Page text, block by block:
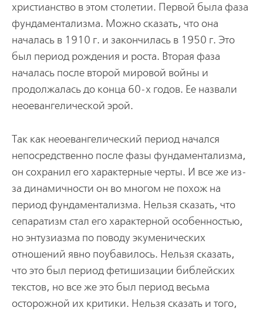
христианство в этом столетии. Первой была фаза
фундаментализма. Можно сказать, что она
началась в 1910 г. и закончилась в 1950 г. Это
был период рождения и роста. Вторая фаза
началась после второй мировой войны и
продолжалась до конца 60-х годов. Ее назвали
неоевангелической эрой.
Так как неоевангелический период начался
непосредственно после фазы фундаментализма,
он сохранил его характерные черты. И все же из-
за динамичности он во многом не похож на
период фундаментализма. Нельзя сказать, что
сепаратизм стал его характерной особенностью,
но энтузиазма по поводу экуменических
отношений явно поубавилось. Нельзя сказать,
что это был период фетишизации библейских
текстов, но все же это был период весьма
осторожной их критики. Нельзя сказать и того,